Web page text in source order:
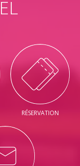
RÉSERVATION